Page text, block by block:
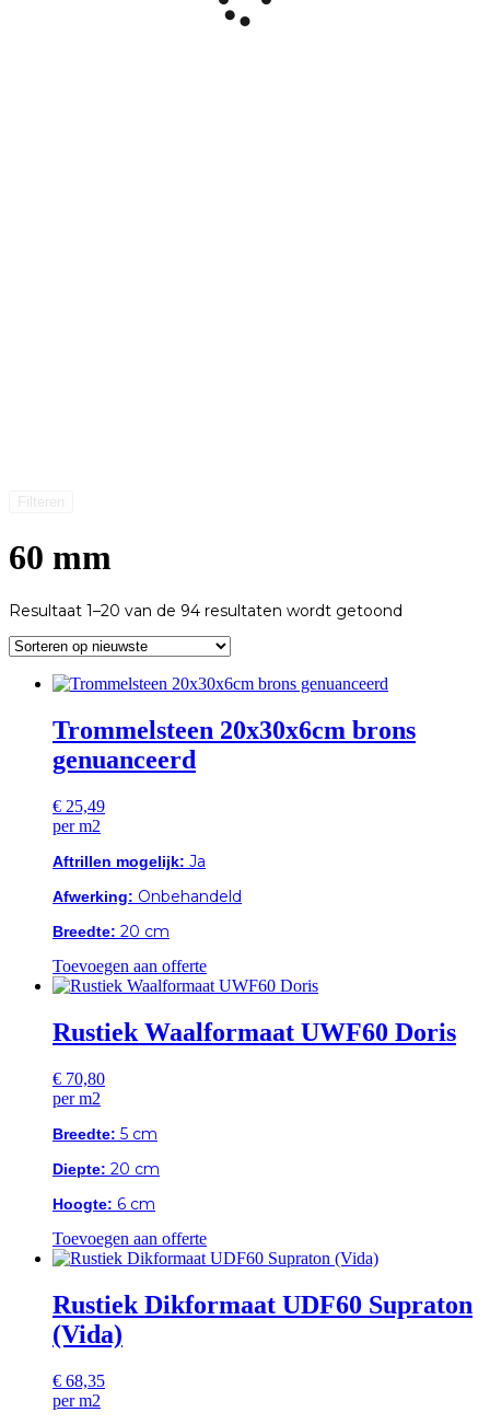
60 mm
Resultaat 1–20 van de 94 resultaten wordt getoond
Trommelsteen 20x30x6cm brons
genuanceerd
€ 25,49
per m2
Aftrillen mogelijk: Ja
Afwerking: Onbehandeld
Breedte: 20 cm
Toevoegen aan offerte
Rustiek Waalformaat UWF60 Doris
€ 70,80
per m2
Breedte: 5 cm
Diepte: 20 cm
Hoogte: 6 cm
Toevoegen aan offerte
Rustiek Dikformaat UDF60 Supraton
(Vida)
€ 68,35
per m2